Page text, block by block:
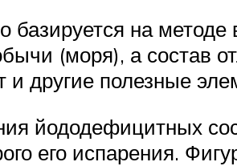
базируется на
(моря), а состав
и другие полезные
йододефицитных
его испарения.